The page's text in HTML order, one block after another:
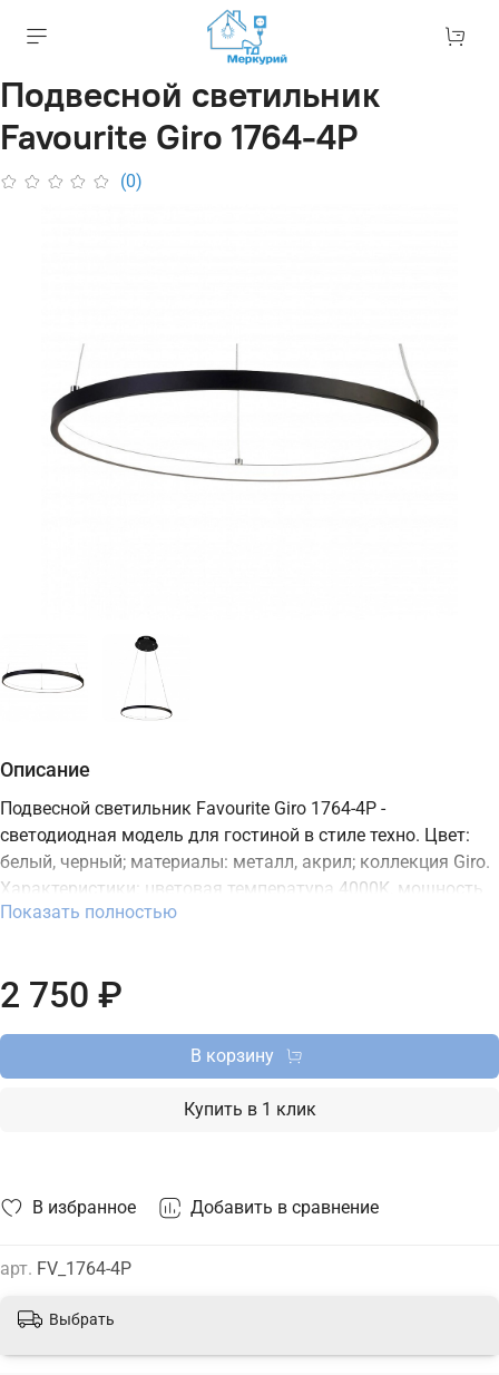
Подвесной светильник
Favourite Giro 1764-4P
(0)
В избранное Добавить в сравнение
арт. FV_1764-4P
Описание
Подвесной светильник Favourite Giro 1764-4P -
светодиодная модель для гостиной в стиле техно. Цвет:
белый, черный; материалы: металл, акрил; коллекция Giro.
Характеристики: цветовая температура 4000K, мощность
22 Вт, освещение зоны до 11 м2, встроенный LED-источник,
подвесной светодиодный светильник Favourite с доставкой
Показать полностью
2 750 ₽
В корзину
Купить в 1 клик
Выбрать